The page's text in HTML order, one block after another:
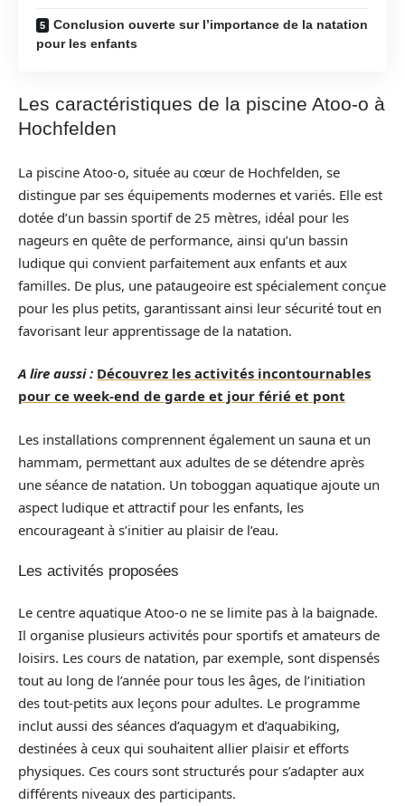
Conclusion ouverte sur l’importance de la natation
pour les enfants
Les caractéristiques de la piscine Atoo-o à
Hochfelden
La piscine Atoo-o, située au cœur de Hochfelden, se
distingue par ses équipements modernes et variés. Elle est
dotée d’un bassin sportif de 25 mètres, idéal pour les
nageurs en quête de performance, ainsi qu’un bassin
ludique qui convient parfaitement aux enfants et aux
familles. De plus, une pataugeoire est spécialement conçue
pour les plus petits, garantissant ainsi leur sécurité tout en
favorisant leur apprentissage de la natation.
A lire aussi : Découvrez les activités incontournables
pour ce week-end de garde et jour férié et pont
Les installations comprennent également un sauna et un
hammam, permettant aux adultes de se détendre après
une séance de natation. Un toboggan aquatique ajoute un
aspect ludique et attractif pour les enfants, les
encourageant à s’initier au plaisir de l’eau.
Les activités proposées
Le centre aquatique Atoo-o ne se limite pas à la baignade.
Il organise plusieurs activités pour sportifs et amateurs de
loisirs. Les cours de natation, par exemple, sont dispensés
tout au long de l’année pour tous les âges, de l’initiation
des tout-petits aux leçons pour adultes. Le programme
inclut aussi des séances d’aquagym et d’aquabiking,
destinées à ceux qui souhaitent allier plaisir et efforts
physiques. Ces cours sont structurés pour s’adapter aux
différents niveaux des participants.